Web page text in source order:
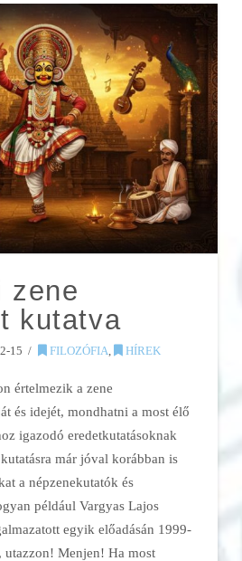
zene
kutatva
15 FILOZÓFIA HÍREK
értelmezik a zene
és idejét, mondhatni a most élő
igazodó eredetkutatásoknak
már jóval korábban is
a népzenekutatók és
például Vargyas Lajos
egyik előadásán 1999-
utazzon! Menjen! Ha most